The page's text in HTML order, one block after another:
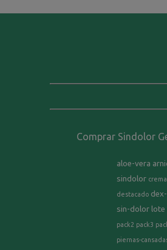
Comprar Sindolor
aloe-vera
sindolor
destacado
sin-dolor lote
pack2 pack3
piernas-